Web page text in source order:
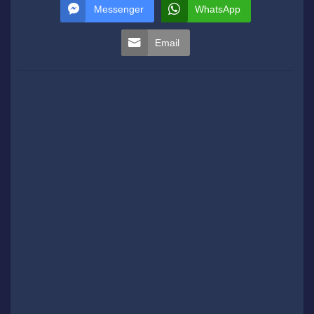
Messenger WhatsApp
Email